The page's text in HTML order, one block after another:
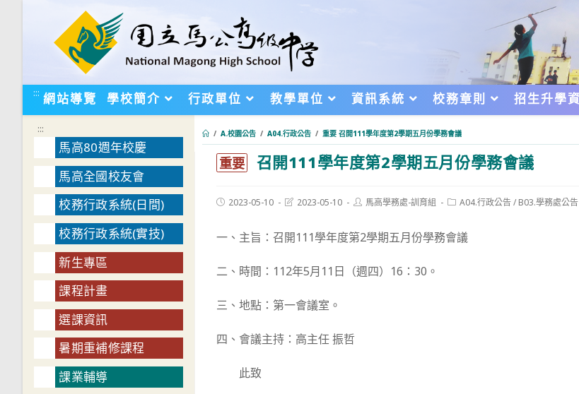
::: 網站導覽 學校簡介 行政單位 教學單位 資訊系統 校務章則 招生升學
/ A.校園公告 / A04.行政公告 / 重要 召開111學年度第2學期五月份學務會議
重要 召開111學年度第2學期五月份學務會議
Post2023-05-10
Post2023-05-10
Post馬高學務處-訓育組
PostA04.行政公告/ B03.學務處公告
一、主旨：召開111學年度第2學期五月份學務會議
二、時間：112年5月11日（週四）16：30。
三、地點：第一會議室。
四、會議主持：高主任 振哲
此致
:::
馬高80週年校慶
馬高全國校友會
校務行政系統(日間)
校務行政系統(實技)
新生專區
課程計畫
選課資訊
暑期重補修課程
課業輔導